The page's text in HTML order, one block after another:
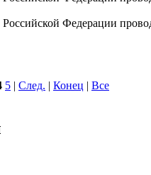
Федерации
5 | След. | Конец | Все